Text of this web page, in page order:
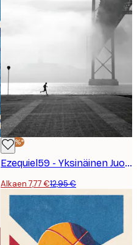
-40%*
Ezequiel59 - Yksinäinen Juoksija Sillalla Juliste
Alkaen 7,77 €12,95 €